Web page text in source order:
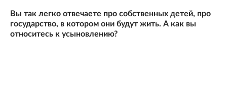
Вы так легко отвечаете про собственных детей, про
государство, в котором они будут жить. А как вы
относитесь к усыновлению?